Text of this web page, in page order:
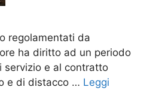
regolamentati da
ha diritto ad un periodo
servizio e al contratto
e di distacco … Leggi